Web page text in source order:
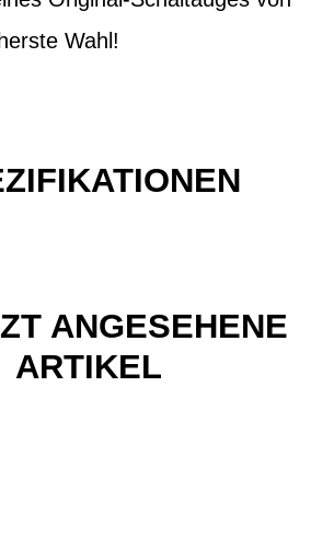
Wahl!
ANGESEHENE
ARTIKEL